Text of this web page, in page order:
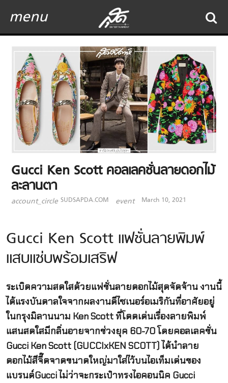
menu
Gucci Ken Scott คอลเลคชั่นลายดอกไม้
ละลานตา
account_circle SUDSAPDA.COM event March 10, 2021
Gucci Ken Scott แฟชั่นลายพิมพ์
แสบแซ่บพร้อมเสริฟ
ระเบิดความสดใสด้วยแฟชั่นลายดอกไม้สุดจัดจ้าน งานนี้
ได้แรงบันดาลใจจากผลงานดีไซเนอร์อเมริกันที่อาศัยอยู่
ในกรุงมิลานนาม Ken Scott ที่โดดเด่นเรื่องลายพิมพ์
แสนสดใสมีกลิ่นอายจากช่วงยุค 60-70 โดยคอลเลคชั่น
Gucci Ken Scott (GUCCIxKEN SCOTT) ได้นำลาย
ดอกไม้สีจี๊ดจาดขนาดใหญ่มาใส่ไว้บนไอเท็มเด่นของ
แบรนด์Gucci ไม่ว่าจะกระเป๋าทรงไอคอนนิค Gucci